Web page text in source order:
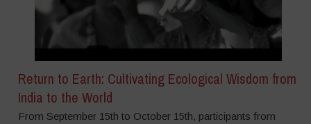
Return to Earth: Cultivating Ecological Wisdom from
India to the World
From September 15th to October 15th, participants from